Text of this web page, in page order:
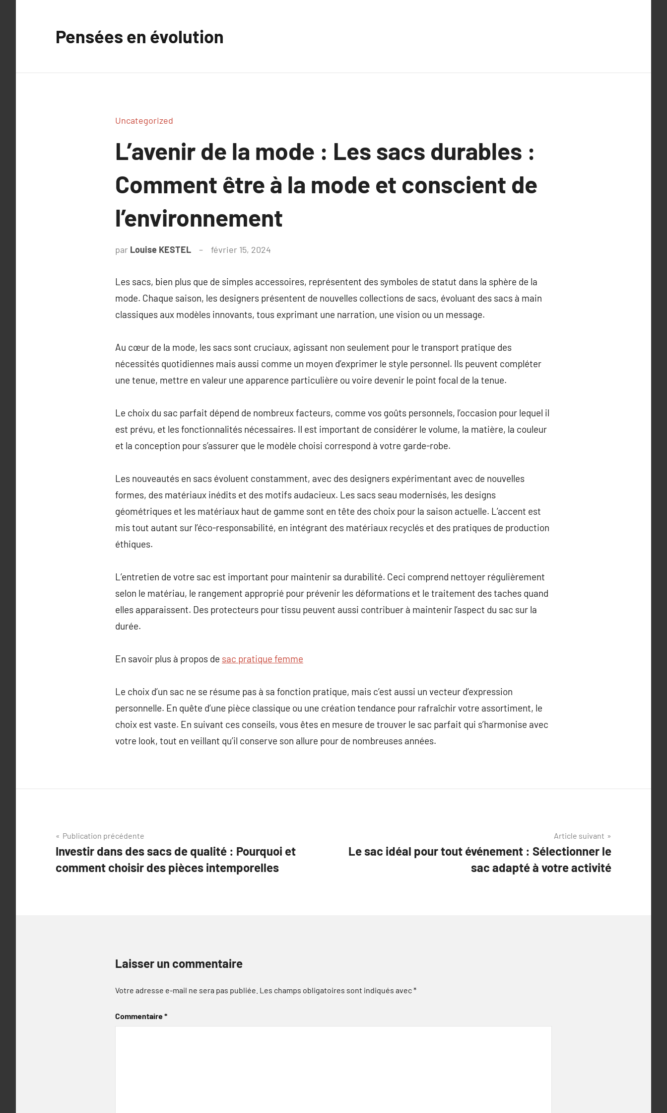
Pensées en évolution
Uncategorized
L’avenir de la mode : Les sacs durables :
Comment être à la mode et conscient de
l’environnement
par Louise KESTEL février 15, 2024
Les sacs, bien plus que de simples accessoires, représentent des symboles de statut dans la sphère de la
mode. Chaque saison, les designers présentent de nouvelles collections de sacs, évoluant des sacs à main
classiques aux modèles innovants, tous exprimant une narration, une vision ou un message.
Au cœur de la mode, les sacs sont cruciaux, agissant non seulement pour le transport pratique des
nécessités quotidiennes mais aussi comme un moyen d’exprimer le style personnel. Ils peuvent compléter
une tenue, mettre en valeur une apparence particulière ou voire devenir le point focal de la tenue.
Le choix du sac parfait dépend de nombreux facteurs, comme vos goûts personnels, l’occasion pour lequel il
est prévu, et les fonctionnalités nécessaires. Il est important de considérer le volume, la matière, la couleur
et la conception pour s’assurer que le modèle choisi correspond à votre garde-robe.
Les nouveautés en sacs évoluent constamment, avec des designers expérimentant avec de nouvelles
formes, des matériaux inédits et des motifs audacieux. Les sacs seau modernisés, les designs
géométriques et les matériaux haut de gamme sont en tête des choix pour la saison actuelle. L’accent est
mis tout autant sur l’éco-responsabilité, en intégrant des matériaux recyclés et des pratiques de production
éthiques.
L’entretien de votre sac est important pour maintenir sa durabilité. Ceci comprend nettoyer régulièrement
selon le matériau, le rangement approprié pour prévenir les déformations et le traitement des taches quand
elles apparaissent. Des protecteurs pour tissu peuvent aussi contribuer à maintenir l’aspect du sac sur la
durée.
En savoir plus à propos de sac pratique femme
Le choix d’un sac ne se résume pas à sa fonction pratique, mais c’est aussi un vecteur d’expression
personnelle. En quête d’une pièce classique ou une création tendance pour rafraîchir votre assortiment, le
choix est vaste. En suivant ces conseils, vous êtes en mesure de trouver le sac parfait qui s’harmonise avec
votre look, tout en veillant qu’il conserve son allure pour de nombreuses années.
Navigation
de
l’article
Publication précédente
Investir dans des sacs de qualité : Pourquoi et
comment choisir des pièces intemporelles
Article suivant
Le sac idéal pour tout événement : Sélectionner le
sac adapté à votre activité
Laisser un commentaire
Votre adresse e-mail ne sera pas publiée. Les champs obligatoires sont indiqués avec*
Commentaire*